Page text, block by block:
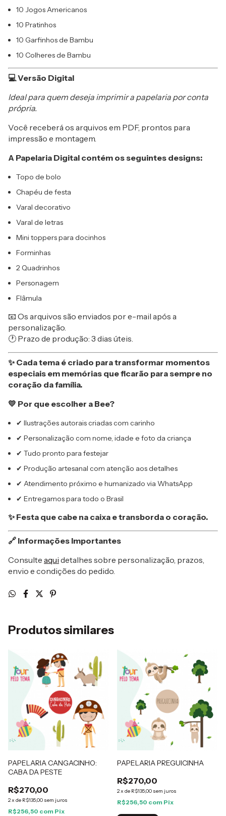
10 Jogos Americanos
10 Pratinhos
10 Garfinhos de Bambu
10 Colheres de Bambu
💻 Versão Digital
Ideal para quem deseja imprimir a papelaria por conta
própria.
Você receberá os arquivos em PDF, prontos para
impressão e montagem.
A Papelaria Digital contém os seguintes designs:
Topo de bolo
Chapéu de festa
Varal decorativo
Varal de letras
Mini toppers para docinhos
Forminhas
2 Quadrinhos
Personagem
Flâmula
📧 Os arquivos são enviados por e-mail após a
personalização.
🕐 Prazo de produção: 3 dias úteis.
✨ Cada tema é criado para transformar momentos
especiais em memórias que ficarão para sempre no
coração da família.
💛 Por que escolher a Bee?
✔ Ilustrações autorais criadas com carinho
✔ Personalização com nome, idade e foto da criança
✔ Tudo pronto para festejar
✔ Produção artesanal com atenção aos detalhes
✔ Atendimento próximo e humanizado via WhatsApp
✔ Entregamos para todo o Brasil
✨ Festa que cabe na caixa e transborda o coração.
🔗 Informações Importantes
Consulte aqui detalhes sobre personalização, prazos,
envio e condições do pedido.
Produtos similares
PAPELARIA CANGACINHO:
CABA DA PESTE
R$270,00
2x de R$135,00 sem juros
R$256,50 com Pix
PAPELARIA PREGUICINHA
R$270,00
2x de R$135,00 sem juros
R$256,50 com Pix